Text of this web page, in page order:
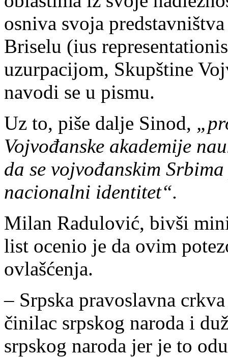
osniva svoja
Briselu (ius
uzurpacijom, Skupštine
navodi se u pismu.
Uz to, piše dalje Sinod,
Vojvođanske akademije
da se vojvođanskim
nacionalni identitet“.
Milan Radulović, bivši
list ocenio je da ovim
ovlašćenja.
– Srpska pravoslavna
činilac srpskog naroda i
srpskog naroda jer je to